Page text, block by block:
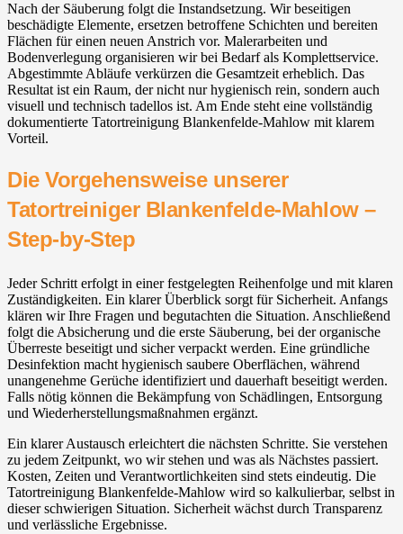
Nach der Säuberung folgt die Instandsetzung. Wir beseitigen
beschädigte Elemente, ersetzen betroffene Schichten und bereiten
Flächen für einen neuen Anstrich vor. Malerarbeiten und
Bodenverlegung organisieren wir bei Bedarf als Komplettservice.
Abgestimmte Abläufe verkürzen die Gesamtzeit erheblich. Das
Resultat ist ein Raum, der nicht nur hygienisch rein, sondern auch
visuell und technisch tadellos ist. Am Ende steht eine vollständig
dokumentierte Tatortreinigung Blankenfelde-Mahlow⁠ mit klarem
Vorteil.
Die Vorgehensweise unserer
Tatortreiniger Blankenfelde-Mahlow⁠ –
Step-by-Step
Jeder Schritt erfolgt in einer festgelegten Reihenfolge und mit klaren
Zuständigkeiten. Ein klarer Überblick sorgt für Sicherheit. Anfangs
klären wir Ihre Fragen und begutachten die Situation. Anschließend
folgt die Absicherung und die erste Säuberung, bei der organische
Überreste beseitigt und sicher verpackt werden. Eine gründliche
Desinfektion macht hygienisch saubere Oberflächen, während
unangenehme Gerüche identifiziert und dauerhaft beseitigt werden.
Falls nötig können die Bekämpfung von Schädlingen, Entsorgung
und Wiederherstellungsmaßnahmen ergänzt.
Ein klarer Austausch erleichtert die nächsten Schritte. Sie verstehen
zu jedem Zeitpunkt, wo wir stehen und was als Nächstes passiert.
Kosten, Zeiten und Verantwortlichkeiten sind stets eindeutig. Die
Tatortreinigung Blankenfelde-Mahlow⁠ wird so kalkulierbar, selbst in
dieser schwierigen Situation. Sicherheit wächst durch Transparenz
und verlässliche Ergebnisse.